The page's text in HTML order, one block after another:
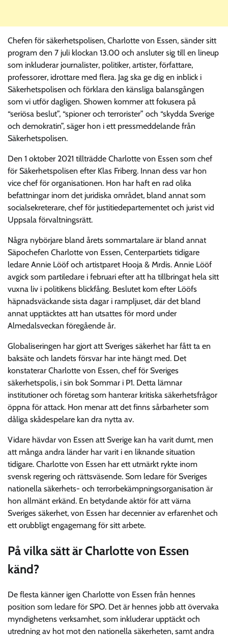
Chefen för säkerhetspolisen, Charlotte von Essen, sänder sitt
program den 7 juli klockan 13.00 och ansluter sig till en lineup
som inkluderar journalister, politiker, artister, författare,
professorer, idrottare med flera. Jag ska ge dig en inblick i
Säkerhetspolisen och förklara den känsliga balansgången
som vi utför dagligen. Showen kommer att fokusera på
“seriösa beslut”, “spioner och terrorister” och “skydda Sverige
och demokratin”, säger hon i ett pressmeddelande från
Säkerhetspolisen.
Den 1 oktober 2021 tillträdde Charlotte von Essen som chef
för Säkerhetspolisen efter Klas Friberg. Innan dess var hon
vice chef för organisationen. Hon har haft en rad olika
befattningar inom det juridiska området, bland annat som
socialsekreterare, chef för justitiedepartementet och jurist vid
Uppsala förvaltningsrätt.
Några nybörjare bland årets sommartalare är bland annat
Säpochefen Charlotte von Essen, Centerpartiets tidigare
ledare Annie Lööf och artistparet Hooja & Mrdis. Annie Lööf
avgick som partiledare i februari efter att ha tillbringat hela sitt
vuxna liv i politikens blickfång. Beslutet kom efter Lööfs
häpnadsväckande sista dagar i rampljuset, där det bland
annat upptäcktes att han utsattes för mord under
Almedalsveckan föregående år.
Globaliseringen har gjort att Sveriges säkerhet har fått ta en
baksäte och landets försvar har inte hängt med. Det
konstaterar Charlotte von Essen, chef för Sveriges
säkerhetspolis, i sin bok Sommar i P1. Detta lämnar
institutioner och företag som hanterar kritiska säkerhetsfrågor
öppna för attack. Hon menar att det finns sårbarheter som
dåliga skådespelare kan dra nytta av.
Vidare hävdar von Essen att Sverige kan ha varit dumt, men
att många andra länder har varit i en liknande situation
tidigare. Charlotte von Essen har ett utmärkt rykte inom
svensk regering och rättsväsende. Som ledare för Sveriges
nationella säkerhets- och terrorbekämpningsorganisation är
hon allmänt erkänd. En betydande aktör för att värna
Sveriges säkerhet, von Essen har decennier av erfarenhet och
ett orubbligt engagemang för sitt arbete.
På vilka sätt är Charlotte von Essen
känd?
De flesta känner igen Charlotte von Essen från hennes
position som ledare för SPO. Det är hennes jobb att övervaka
myndighetens verksamhet, som inkluderar upptäckt och
utredning av hot mot den nationella säkerheten, samt andra